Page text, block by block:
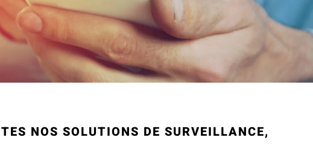
NOS SOLUTIONS DE SURVEILLANCE,